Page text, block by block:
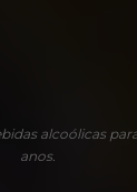
alcoólicas
anos.